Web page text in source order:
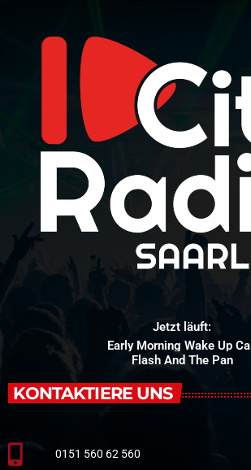
Jetzt läuft:
Early Morning Wake Up Call
Flash And The Pan
KONTAKTIERE UNS
0151 560 62 560